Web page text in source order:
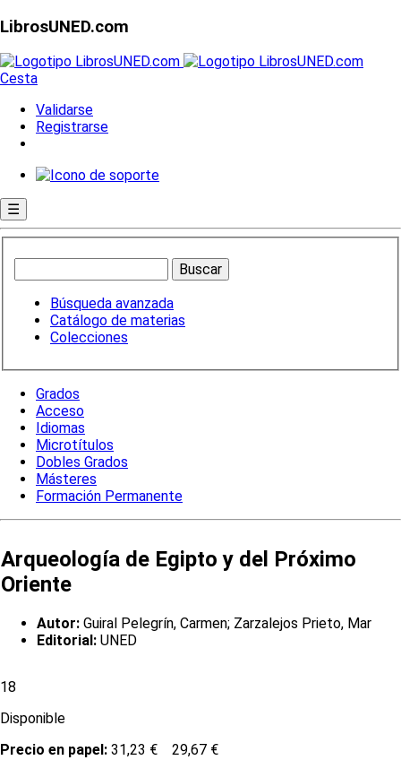
LibrosUNED.com
Cesta
Validarse
Registrarse
☰
Búsqueda avanzada
Catálogo de materias
Colecciones
Grados
Acceso
Idiomas
Microtítulos
Dobles Grados
Másteres
Formación Permanente
Arqueología de Egipto y del Próximo
Oriente
Autor: Guiral Pelegrín, Carmen; Zarzalejos Prieto, Mar
Editorial: UNED
18
Disponible
Precio en papel: 31,23 € 29,67 €